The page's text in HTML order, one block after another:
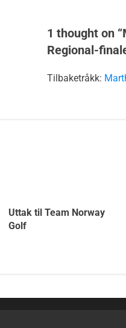
1 thought on “
Regional-
Tilbaketråkk:
Uttak til Team Norway
Golf